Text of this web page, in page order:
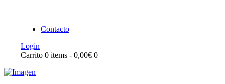
Contacto
Login
Carrito 0 items - 0,00€ 0